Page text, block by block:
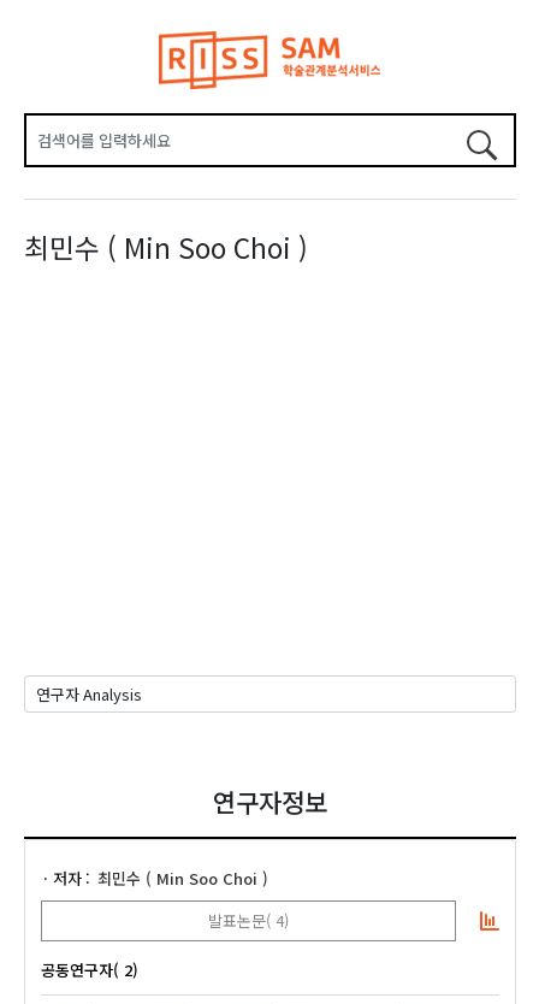
최민수 ( Min Soo Choi )
연구자정보
저자
최민수 ( Min Soo Choi )
발표논문( 4)
공동연구자( 2)